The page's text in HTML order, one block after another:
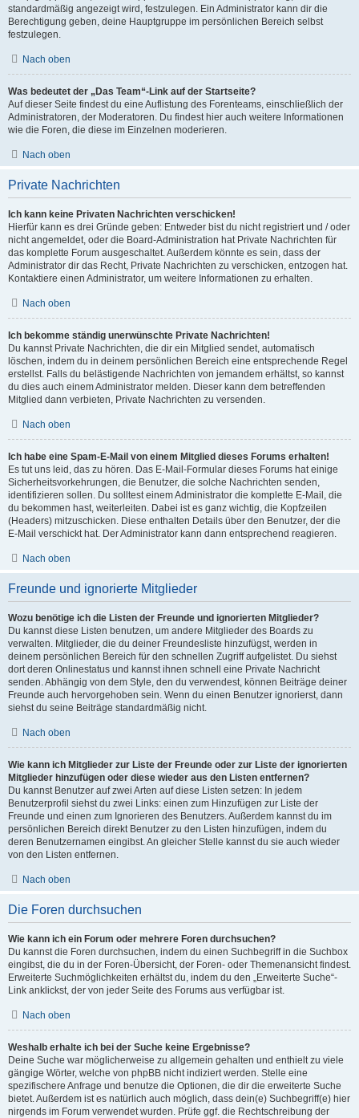
standardmäßig angezeigt wird, festzulegen. Ein Administrator kann dir die
Berechtigung geben, deine Hauptgruppe im persönlichen Bereich selbst
festzulegen.
Nach oben
Was bedeutet der „Das Team“-Link auf der Startseite?
Auf dieser Seite findest du eine Auflistung des Forenteams, einschließlich der
Administratoren, der Moderatoren. Du findest hier auch weitere Informationen
wie die Foren, die diese im Einzelnen moderieren.
Nach oben
Private Nachrichten
Ich kann keine Privaten Nachrichten verschicken!
Hierfür kann es drei Gründe geben: Entweder bist du nicht registriert und / oder
nicht angemeldet, oder die Board-Administration hat Private Nachrichten für
das komplette Forum ausgeschaltet. Außerdem könnte es sein, dass der
Administrator dir das Recht, Private Nachrichten zu verschicken, entzogen hat.
Kontaktiere einen Administrator, um weitere Informationen zu erhalten.
Nach oben
Ich bekomme ständig unerwünschte Private Nachrichten!
Du kannst Private Nachrichten, die dir ein Mitglied sendet, automatisch
löschen, indem du in deinem persönlichen Bereich eine entsprechende Regel
erstellst. Falls du belästigende Nachrichten von jemandem erhältst, so kannst
du dies auch einem Administrator melden. Dieser kann dem betreffenden
Mitglied dann verbieten, Private Nachrichten zu versenden.
Nach oben
Ich habe eine Spam-E-Mail von einem Mitglied dieses Forums erhalten!
Es tut uns leid, das zu hören. Das E-Mail-Formular dieses Forums hat einige
Sicherheitsvorkehrungen, die Benutzer, die solche Nachrichten senden,
identifizieren sollen. Du solltest einem Administrator die komplette E-Mail, die
du bekommen hast, weiterleiten. Dabei ist es ganz wichtig, die Kopfzeilen
(Headers) mitzuschicken. Diese enthalten Details über den Benutzer, der die
E-Mail verschickt hat. Der Administrator kann dann entsprechend reagieren.
Nach oben
Freunde und ignorierte Mitglieder
Wozu benötige ich die Listen der Freunde und ignorierten Mitglieder?
Du kannst diese Listen benutzen, um andere Mitglieder des Boards zu
verwalten. Mitglieder, die du deiner Freundesliste hinzufügst, werden in
deinem persönlichen Bereich für den schnellen Zugriff aufgelistet. Du siehst
dort deren Onlinestatus und kannst ihnen schnell eine Private Nachricht
senden. Abhängig von dem Style, den du verwendest, können Beiträge deiner
Freunde auch hervorgehoben sein. Wenn du einen Benutzer ignorierst, dann
siehst du seine Beiträge standardmäßig nicht.
Nach oben
Wie kann ich Mitglieder zur Liste der Freunde oder zur Liste der ignorierten
Mitglieder hinzufügen oder diese wieder aus den Listen entfernen?
Du kannst Benutzer auf zwei Arten auf diese Listen setzen: In jedem
Benutzerprofil siehst du zwei Links: einen zum Hinzufügen zur Liste der
Freunde und einen zum Ignorieren des Benutzers. Außerdem kannst du im
persönlichen Bereich direkt Benutzer zu den Listen hinzufügen, indem du
deren Benutzernamen eingibst. An gleicher Stelle kannst du sie auch wieder
von den Listen entfernen.
Nach oben
Die Foren durchsuchen
Wie kann ich ein Forum oder mehrere Foren durchsuchen?
Du kannst die Foren durchsuchen, indem du einen Suchbegriff in die Suchbox
eingibst, die du in der Foren-Übersicht, der Foren- oder Themenansicht findest.
Erweiterte Suchmöglichkeiten erhältst du, indem du den „Erweiterte Suche“-
Link anklickst, der von jeder Seite des Forums aus verfügbar ist.
Nach oben
Weshalb erhalte ich bei der Suche keine Ergebnisse?
Deine Suche war möglicherweise zu allgemein gehalten und enthielt zu viele
gängige Wörter, welche von phpBB nicht indiziert werden. Stelle eine
spezifischere Anfrage und benutze die Optionen, die dir die erweiterte Suche
bietet. Außerdem ist es natürlich auch möglich, dass dein(e) Suchbegriff(e) hier
nirgends im Forum verwendet wurden. Prüfe ggf. die Rechtschreibung der